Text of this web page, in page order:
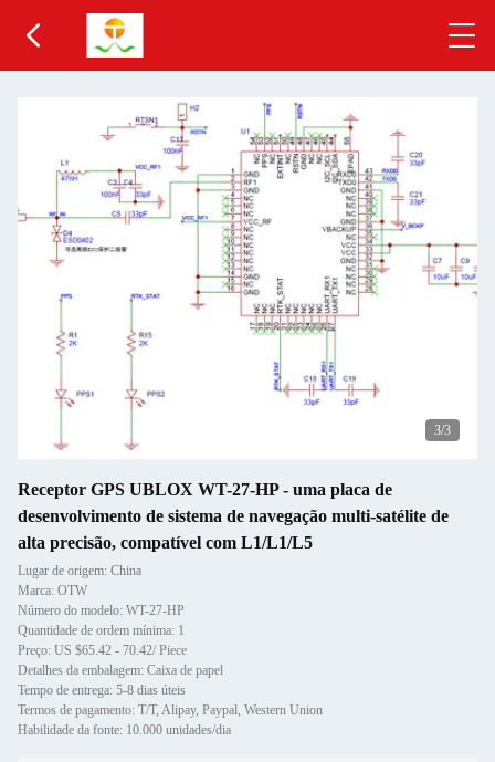
3/3
Receptor GPS UBLOX WT-27-HP - uma placa de
desenvolvimento de sistema de navegação multi-satélite de
alta precisão, compatível com L1/L1/L5
Lugar de origem: China
Marca: OTW
Número do modelo: WT-27-HP
Quantidade de ordem mínima: 1
Preço: US $65.42 - 70.42/ Piece
Detalhes da embalagem: Caixa de papel
Tempo de entrega: 5-8 dias úteis
Termos de pagamento: T/T, Alipay, Paypal, Western Union
Habilidade da fonte: 10.000 unidades/dia